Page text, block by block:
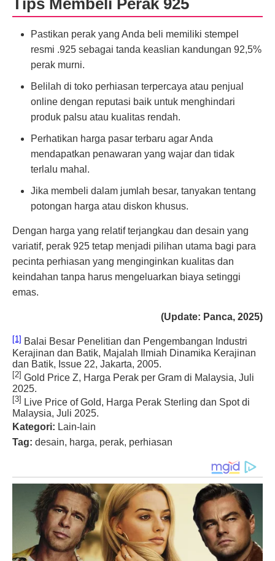
Tips Membeli Perak 925
Pastikan perak yang Anda beli memiliki stempel
resmi .925 sebagai tanda keaslian kandungan 92,5%
perak murni.
Belilah di toko perhiasan terpercaya atau penjual
online dengan reputasi baik untuk menghindari
produk palsu atau kualitas rendah.
Perhatikan harga pasar terbaru agar Anda
mendapatkan penawaran yang wajar dan tidak
terlalu mahal.
Jika membeli dalam jumlah besar, tanyakan tentang
potongan harga atau diskon khusus.
Dengan harga yang relatif terjangkau dan desain yang
variatif, perak 925 tetap menjadi pilihan utama bagi para
pecinta perhiasan yang menginginkan kualitas dan
keindahan tanpa harus mengeluarkan biaya setinggi
emas.
(Update: Panca, 2025)
[1] Balai Besar Penelitian dan Pengembangan Industri
Kerajinan dan Batik, Majalah Ilmiah Dinamika Kerajinan
dan Batik, Issue 22, Jakarta, 2005.
[2] Gold Price Z, Harga Perak per Gram di Malaysia, Juli
2025.
[3] Live Price of Gold, Harga Perak Sterling dan Spot di
Malaysia, Juli 2025.
Kategori: Lain-lain
Tag: desain, harga, perak, perhiasan